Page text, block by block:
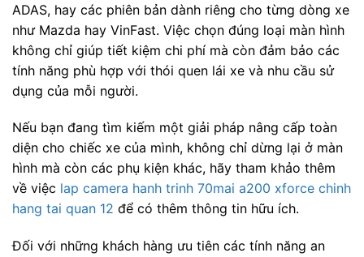
ADAS, hay các phiên bản dành riêng cho từng dòng xe
như Mazda hay VinFast. Việc chọn đúng loại màn hình
không chỉ giúp tiết kiệm chi phí mà còn đảm bảo các
tính năng phù hợp với thói quen lái xe và nhu cầu sử
dụng của mỗi người.
Nếu bạn đang tìm kiếm một giải pháp nâng cấp toàn
diện cho chiếc xe của mình, không chỉ dừng lại ở màn
hình mà còn các phụ kiện khác, hãy tham khảo thêm
về việc lap camera hanh trinh 70mai a200 xforce chinh
hang tai quan 12 để có thêm thông tin hữu ích.
Đối với những khách hàng ưu tiên các tính năng an